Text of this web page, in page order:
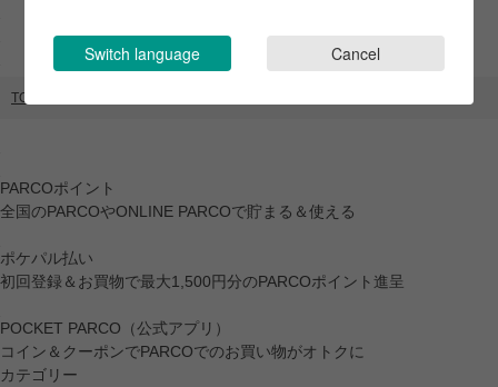
TOP
PARCOポイント
全国のPARCOやONLINE PARCOで貯まる＆使える
ポケパル払い
初回登録＆お買物で最大1,500円分のPARCOポイント進呈
POCKET PARCO（公式アプリ）
コイン＆クーポンでPARCOでのお買い物がオトクに
カテゴリー
Switch language Cancel